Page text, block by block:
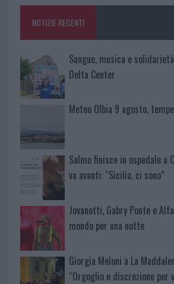
o
k
p
NOTIZIE RECENTI
Sangue, musica e
Delta Center
Meteo Olbia 9 agosto,
Salmo finisce in ospedale a
va avanti: “Sicilia, ci sono”
Jovanotti, Gabry Ponte e
mondo per una notte
Giorgia Meloni a La
“Orgoglio e discrezione